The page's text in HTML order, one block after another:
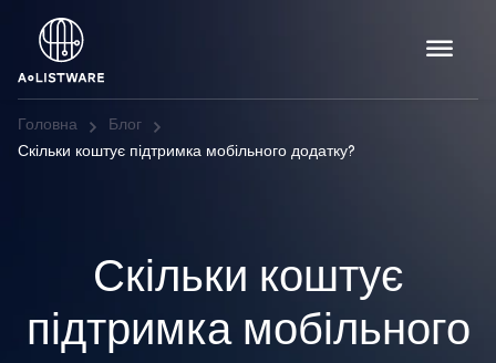
Головна
Блог
Скільки коштує підтримка мобільного додатку?
Скільки коштує
підтримка мобільного